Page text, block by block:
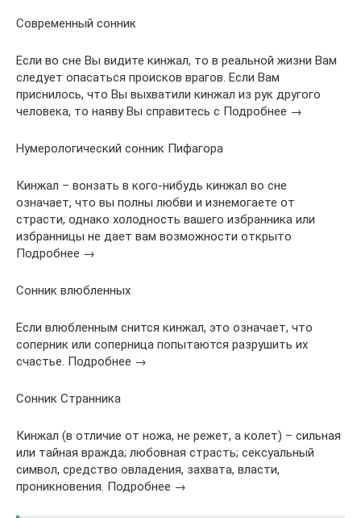
Современный сонник
Если во сне Вы видите кинжал, то в реальной жизни Вам
следует опасаться происков врагов. Если Вам
приснилось, что Вы выхватили кинжал из рук другого
человека, то наяву Вы справитесь с Подробнее →
Нумерологический сонник Пифагора
Кинжал – вонзать в кого-нибудь кинжал во сне
означает, что вы полны любви и изнемогаете от
страсти, однако холодность вашего избранника или
избранницы не дает вам возможности открыто
Подробнее →
Сонник влюбленных
Если влюбленным снится кинжал, это означает, что
соперник или соперница попытаются разрушить их
счастье. Подробнее →
Сонник Странника
Кинжал (в отличие от ножа, не режет, а колет) – сильная
или тайная вражда; любовная страсть; сексуальный
символ, средство овладения, захвата, власти,
проникновения. Подробнее →